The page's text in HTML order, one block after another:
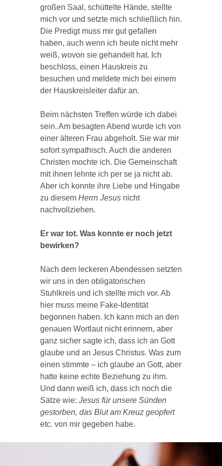
großen Saal, schüttelte Hände, stellte
mich vor und setzte mich schließlich hin.
Die Predigt muss mir gut gefallen
haben, auch wenn ich heute nicht mehr
weiß, wovon sie gehandelt hat. Ich
beschloss, einen Hauskreis zu
besuchen und meldete mich bei einem
der Hauskreisleiter dafür an.
Beim nächsten Treffen würde ich dabei
sein. Am besagten Abend wurde ich von
einer älteren Frau abgeholt. Sie war mir
sofort sympathisch. Auch die anderen
Christen mochte ich. Die Gemeinschaft
mit ihnen lehnte ich per se ja nicht ab.
Aber ich konnte ihre Liebe und Hingabe
zu diesemHerrn Jesusnicht
nachvollziehen.
Er war tot. Was konnte er noch jetzt
bewirken?
Nach dem leckeren Abendessen setzten
wir uns in den obligatorischen
Stuhlkreis und ich stellte mich vor. Ab
hier muss meine Fake-Identität
begonnen haben. Ich kann mich an den
genauen Wortlaut nicht erinnern, aber
ganz sicher sagte ich, dass ich an Gott
glaube und an Jesus Christus. Was zum
einen stimmte – ich glaube an Gott, aber
hatte keine echte Beziehung zu ihm.
Und dann weiß ich, dass ich noch die
Sätze wie: Jesus für unsere Sünden
gestorben, das Blut am Kreuz geopfert
etc. von mir gegeben habe.